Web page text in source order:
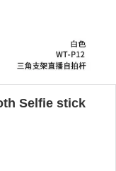
Selfie stick